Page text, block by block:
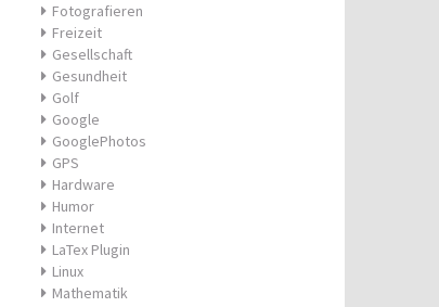
Fotografieren
Freizeit
Gesellschaft
Gesundheit
Golf
Google
GooglePhotos
GPS
Hardware
Humor
Internet
LaTex Plugin
Linux
Mathematik